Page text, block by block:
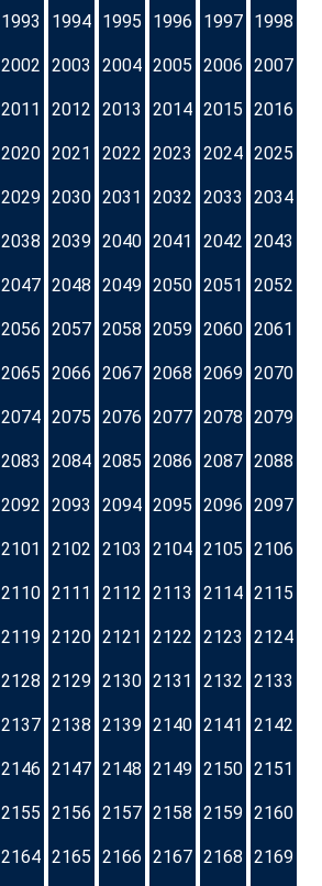
1993 1994 1995 1996 1997 1998
2002 2003 2004 2005 2006 2007
2011 2012 2013 2014 2015 2016
2020 2021 2022 2023 2024 2025
2029 2030 2031 2032 2033 2034
2038 2039 2040 2041 2042 2043
2047 2048 2049 2050 2051 2052
2056 2057 2058 2059 2060 2061
2065 2066 2067 2068 2069 2070
2074 2075 2076 2077 2078 2079
2083 2084 2085 2086 2087 2088
2092 2093 2094 2095 2096 2097
2101 2102 2103 2104 2105 2106
2110 2111 2112 2113 2114 2115
2119 2120 2121 2122 2123 2124
2128 2129 2130 2131 2132 2133
2137 2138 2139 2140 2141 2142
2146 2147 2148 2149 2150 2151
2155 2156 2157 2158 2159 2160
2164 2165 2166 2167 2168 2169